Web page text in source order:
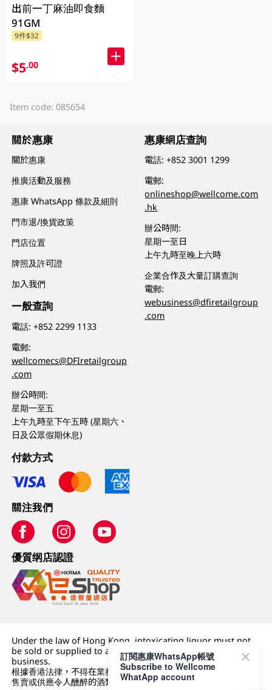
出前一丁麻油即食麵
91GM
9件$32
$5.00
Item code: 085654
關於惠康
關於惠康
推廣活動及服務
惠康 WhatsApp 條款及細則
門市退/換貨政策
門店位置
牌照及許可證
加入我們
一般查詢
電話:+852 2299 1133
電郵:
wellcomecs@DFIretailgroup
.com
辦公時間:
星期一至五
上午九時至下午五時 (星期六、
日及公眾假期休息)
惠康網店查詢
電話:+852 3001 1299
電郵:
onlineshop@wellcome.com
.hk
辦公時間:
星期一至日
上午九時至晚上六時
企業合作及大量訂購查詢
電郵:
webusiness@dfiretailgroup
.com
付款方式
關注我們
優質纲店認證
Under the law of Hong Kong, intoxicating liquor must not
be sold or supplied to a minor (under 18) in the course of
business.
根據香港法律，不得在業務過程中，向未成年人 (18 歲以下人士)
售賣或供應令人醺醉的酒類。
訂閱惠康WhatsApp帳號
Subscribe to Wellcome
WhatApp account